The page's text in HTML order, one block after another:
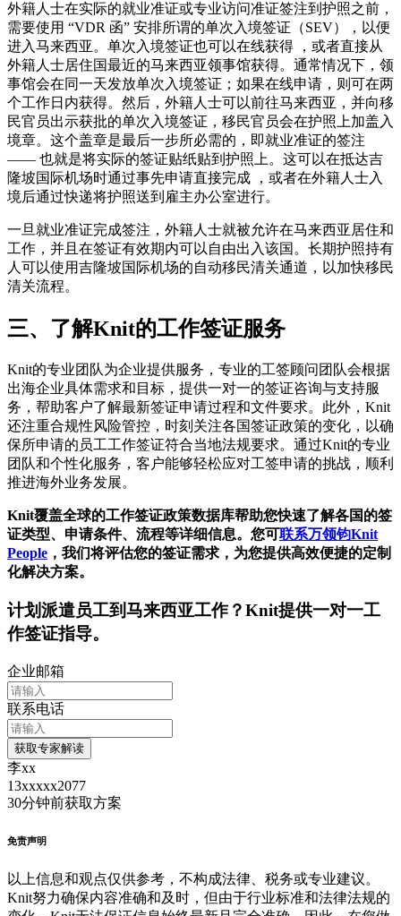
外籍人士在实际的就业准证或专业访问准证签注到护照之前，
需要使用 “VDR 函” 安排所谓的单次入境签证（SEV），以便
进入马来西亚。单次入境签证也可以在线获得 ，或者直接从
外籍人士居住国最近的马来西亚领事馆获得。通常情况下，领
事馆会在同一天发放单次入境签证；如果在线申请，则可在两
个工作日内获得。然后，外籍人士可以前往马来西亚，并向移
民官员出示获批的单次入境签证，移民官员会在护照上加盖入
境章。这个盖章是最后一步所必需的，即就业准证的签注
—— 也就是将实际的签证贴纸贴到护照上。这可以在抵达吉
隆坡国际机场时通过事先申请直接完成 ，或者在外籍人士入
境后通过快递将护照送到雇主办公室进行。
一旦就业准证完成签注，外籍人士就被允许在马来西亚居住和
工作，并且在签证有效期内可以自由出入该国。长期护照持有
人可以使用吉隆坡国际机场的自动移民清关通道，以加快移民
清关流程。
三、了解Knit的工作签证服务
Knit的专业团队为企业提供服务，专业的工签顾问团队会根据
出海企业具体需求和目标，提供一对一的签证咨询与支持服
务，帮助客户了解最新签证申请过程和文件要求。此外，Knit
还注重合规性风险管控，时刻关注各国签证政策的变化，以确
保所申请的员工工作签证符合当地法规要求。通过Knit的专业
团队和个性化服务，客户能够轻松应对工签申请的挑战，顺利
推进海外业务发展。
Knit覆盖全球的工作签证政策数据库帮助您快速了解各国的签
证类型、申请条件、流程等详细信息。您可联系万领钧Knit
People ，我们将评估您的签证需求，为您提供高效便捷的定制
化解决方案。
计划派遣员工到马来西亚工作？Knit提供一对一工
作签证指导。
企业邮箱
联系电话
获取专家解读
李xx
13xxxxx2077
30分钟前获取方案
免责声明
以上信息和观点仅供参考，不构成法律、税务或专业建议。
Knit努力确保内容准确和及时，但由于行业标准和法律法规的